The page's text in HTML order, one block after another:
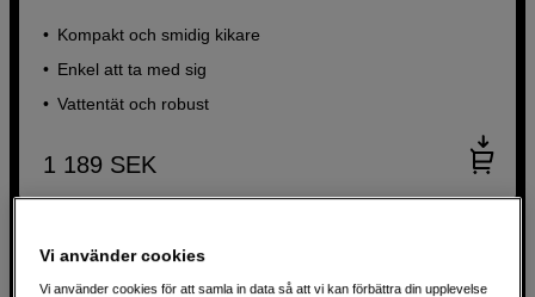
Kompakt och smidig kikare
Enkel att ta med sig
Vattentät och robust
1 189 SEK
Vi använder cookies
Vi använder cookies för att samla in data så att vi kan förbättra din upplevelse